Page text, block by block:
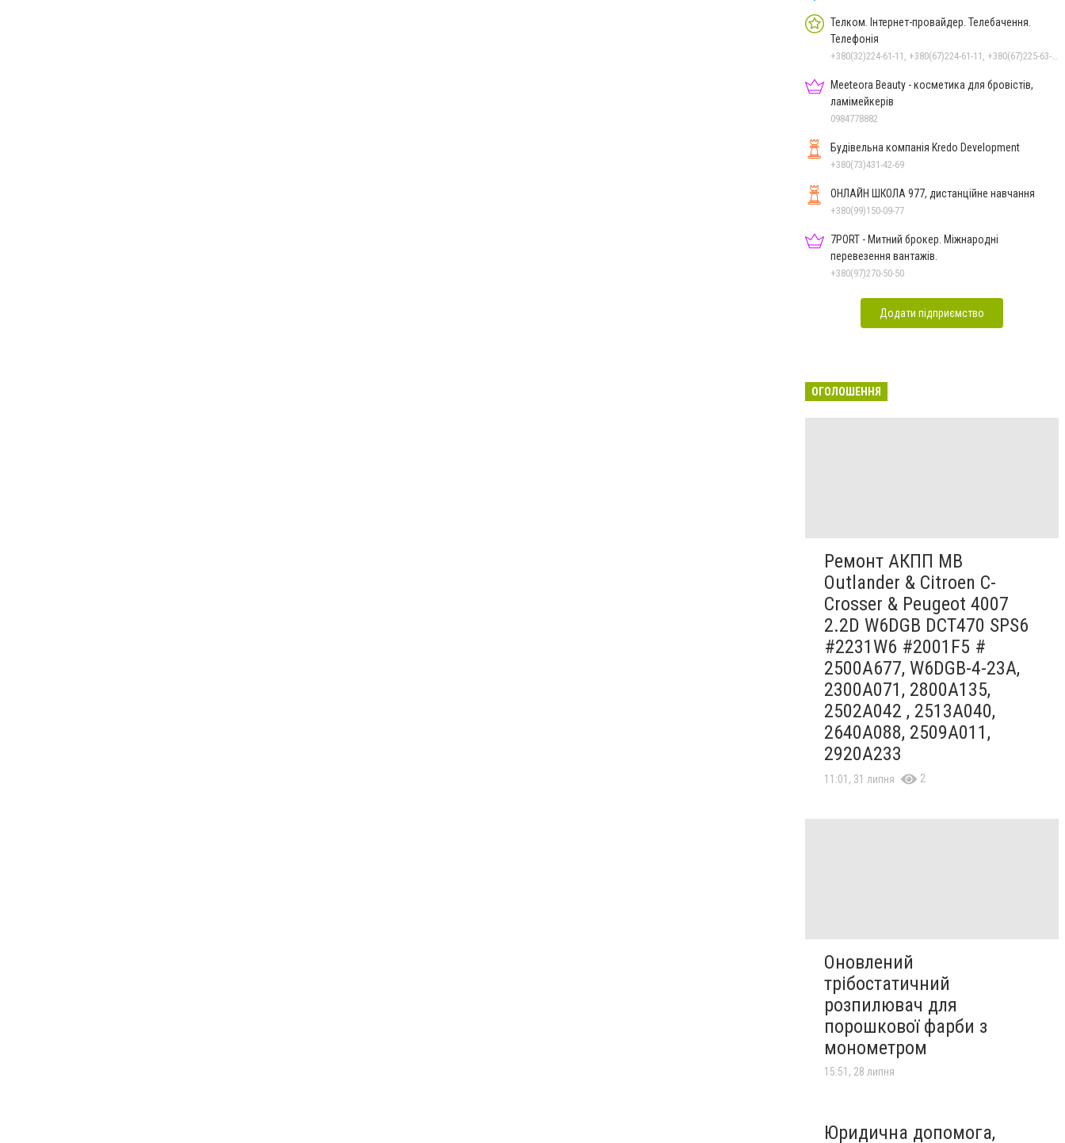
Телком. Інтернет-провайдер. Телебачення.
Телефонія
Meeteora Beauty - косметика для бровістів,
ламімейкерів
0984778882
Будівельна компанія Kredo Development
+380(73)431-42-69
ОНЛАЙН ШКОЛА 977, дистанційне навчання
+380(99)150-09-77
7PORT - Митний брокер. Міжнародні
перевезення вантажів.
+380(97)270-50-50
Додати підприємство
ОГОЛОШЕННЯ
Ремонт АКПП MB
Outlander & Citroen C-
Crosser & Peugeot 4007
2.2D W6DGB DCT470 SPS6
#2231W6 #2001F5 #
2500A677, W6DGB-4-23A,
2300A071, 2800A135,
2502A042 , 2513A040,
2640A088, 2509A011,
2920A233
11:01, 31 липня 2
Оновлений
трібостатичний
розпилювач для
порошкової фарби з
монометром
15:51, 28 липня
Юридична допомога,